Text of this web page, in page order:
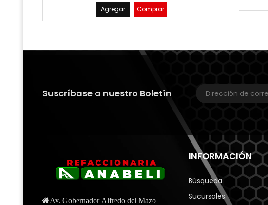
Agregar Comprar
Suscríbase a nuestro Boletín
Av. Gobernador Alfredo del Mazo
INFORMACIÓN
Búsqueda
Sucursales